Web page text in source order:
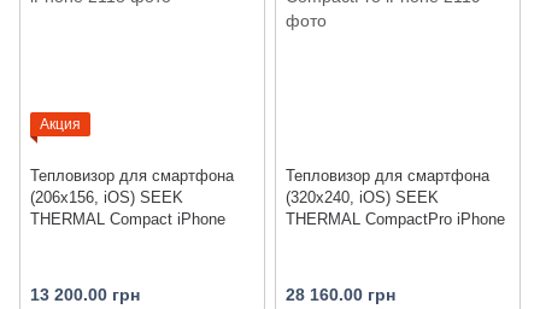
Акция
Тепловизор для смартфона
(206x156, iOS) SEEK
THERMAL Compact iPhone
13 200.00 грн
Тепловизор для смартфона
(320x240, iOS) SEEK
THERMAL CompactPro iPhone
28 160.00 грн